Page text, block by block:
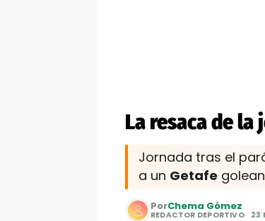
La resaca de
Jornada tras el
a un Getafe
PorChema Gómez
REDACTOR DEPORTIVO 23